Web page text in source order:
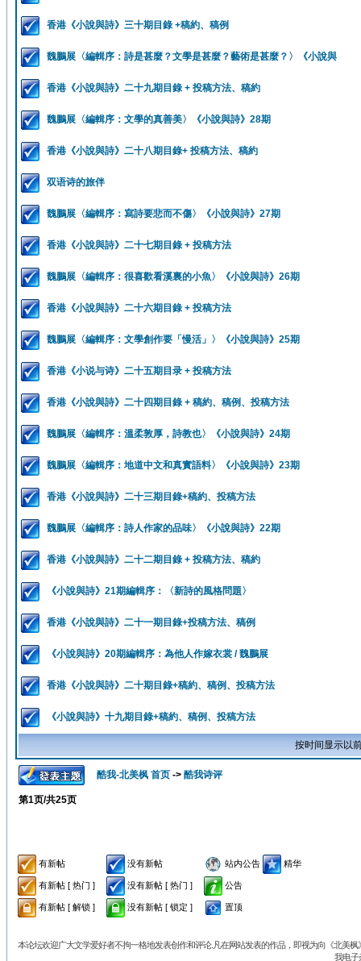
香港《小說與詩》三十期目錄 +稿約、稿例
魏鵬展〈編輯序：詩是甚麼？文學是甚麼？藝術是甚麼？〉《小說與
香港《小說與詩》二十九期目錄 + 投稿方法、稿約
魏鵬展〈編輯序：文學的真善美〉《小說與詩》28期
香港《小說與詩》二十八期目錄+ 投稿方法、稿約
双语诗的旅伴
魏鵬展〈編輯序：寫詩要悲而不傷〉《小說與詩》27期
香港《小說與詩》二十七期目錄 + 投稿方法
魏鵬展〈編輯序：很喜歡看溪裏的小魚〉《小說與詩》26期
香港《小說與詩》二十六期目錄 + 投稿方法
魏鵬展〈編輯序：文學創作要「慢活」〉《小說與詩》25期
香港《小说与诗》二十五期目录 + 投稿方法
香港《小說與詩》二十四期目錄 + 稿約、稿例、投稿方法
魏鵬展〈編輯序：溫柔敦厚，詩教也〉《小說與詩》24期
魏鵬展〈編輯序：地道中文和真實語料〉《小說與詩》23期
香港《小說與詩》二十三期目錄+稿約、投稿方法
魏鵬展〈編輯序：詩人作家的品味〉《小說與詩》22期
香港《小說與詩》二十二期目錄 + 投稿方法、稿約
《小說與詩》21期編輯序：〈新詩的風格問題〉
香港《小說與詩》二十一期目錄+投稿方法、稿例
《小說與詩》20期編輯序：為他人作嫁衣裳 / 魏鵬展
香港《小說與詩》二十期目錄+稿約、稿例、投稿方法
《小說與詩》十九期目錄+稿約、稿例、投稿方法
按时间显示以
酷我-北美枫 首页 -> 酷我诗评
第1页/共25页
有新帖 没有新帖 站内公告 精华
有新帖 [ 热门 ] 没有新帖 [ 热门 ] 公告
有新帖 [ 解锁 ] 没有新帖 [ 锁定 ] 置顶
本论坛欢迎广大文学爱好者不拘一格地发表创作和评论.凡在网站发表的作品，即视为向《北美
我电子